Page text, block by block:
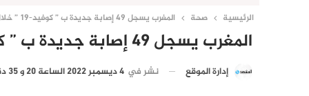
الرئيسية صحة المغرب يسجل 49 إصابة جديدة ب ” كوفيد-19 ” خلال الـ24 ساعة الماضية
المغرب يسجل 49 إصابة جديدة ب ” كوفيد-19 ” خلال الـ24 ساعة الماضية
إدارة الموقع نشر في 4 ديسمبر 2022 الساعة 20 و 35 دقيقة